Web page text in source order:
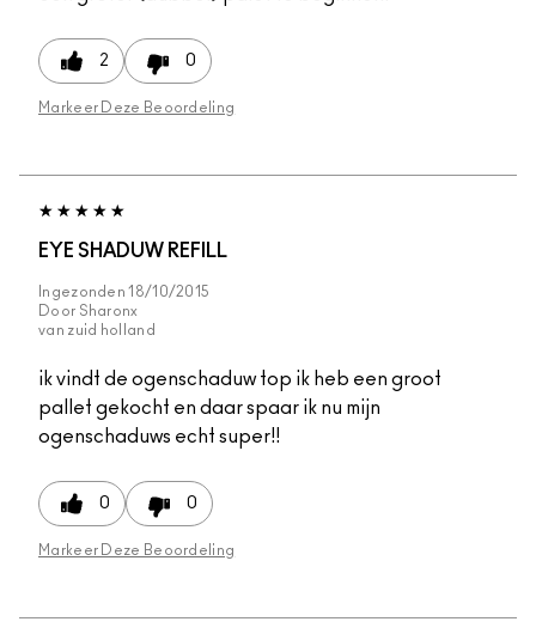
2 0
Markeer Deze Beoordeling
EYE SHADUW REFILL
Ingezonden18/10/2015
Door Sharonx
van zuid holland
ik vindt de ogenschaduw top ik heb een groot
pallet gekocht en daar spaar ik nu mijn
ogenschaduws echt super!!
0 0
Markeer Deze Beoordeling